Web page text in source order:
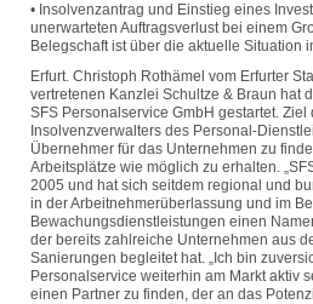
• Insolvenzantrag und Einstieg eines
unerwarteten Auftragsverlust bei einem
Belegschaft ist über die aktuelle Situation
Erfurt. Christoph Rothämel vom Erfurter
vertretenen Kanzlei Schultze & Braun hat
SFS Personalservice GmbH gestartet. Ziel
Insolvenzverwalters des Personal-
Übernehmer für das Unternehmen zu
Arbeitsplätze wie möglich zu erhalten.
2005 und hat sich seitdem regional und
in der Arbeitnehmerüberlassung und im
Bewachungsdienstleistungen einen
der bereits zahlreiche Unternehmen aus
Sanierungen begleitet hat. „Ich bin
Personalservice weiterhin am Markt aktiv
einen Partner zu finden, der an das